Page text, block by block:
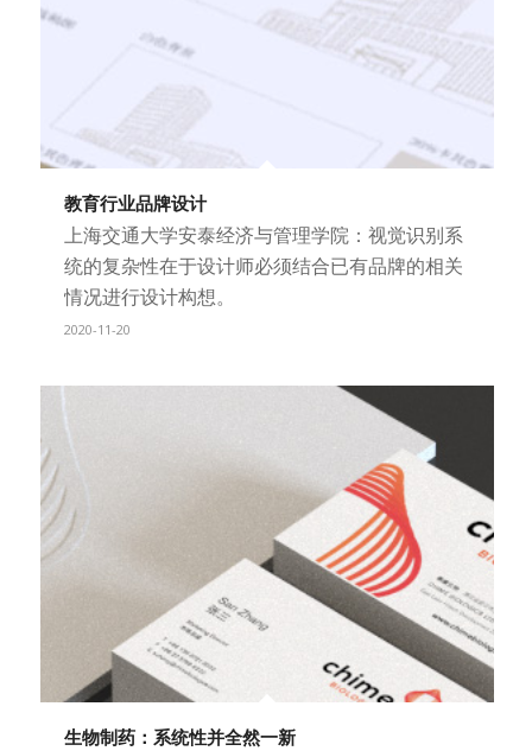
教育行业品牌设计
上海交通大学安泰经济与管理学院：视觉识别系
统的复杂性在于设计师必须结合已有品牌的相关
情况进行设计构想。
2020-11-20
生物制药：系统性并全然一新